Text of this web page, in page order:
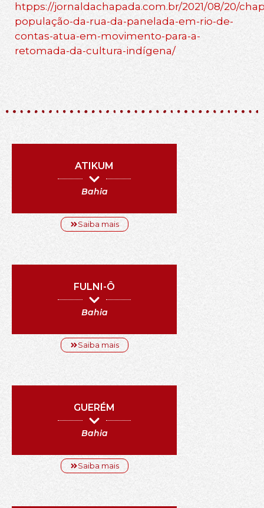
htpps://jornaldachapada.com.br/2021/08/20/
população-da-rua-da-panelada-em-rio-de-
contas-atua-em-movimento-para-a-
retomada-da-cultura-indígena/
ATIKUM
Bahia
Saiba mais
FULNI-Ô
Bahia
Saiba mais
GUERÉM
Bahia
Saiba mais